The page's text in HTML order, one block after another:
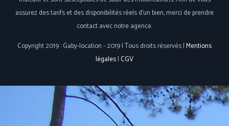
assurez des tarifs et des disponibilités réels d'un bien, merci de prendre
contact avec notre agence.
Copyright 2019 : Gaby-location - 2019 | Tous droits réservés |Mentions
légales| CGV